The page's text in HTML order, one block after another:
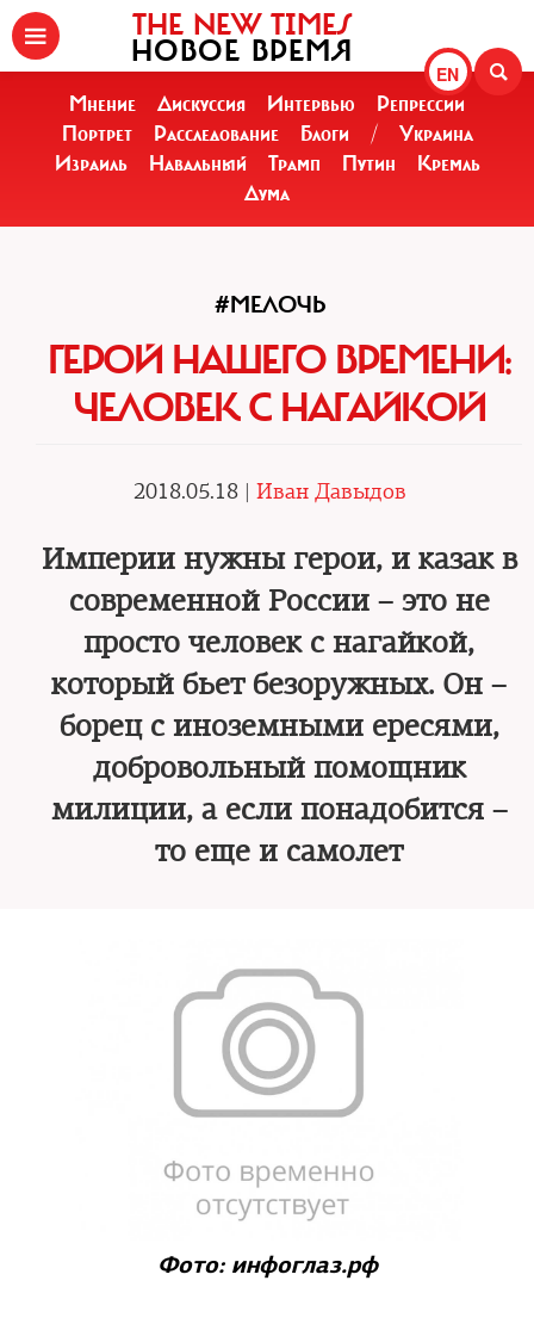
EN
THE NEW TIMES
НОВОЕ ВРЕМЯ
Мнение Дискуссия Интервью
Репрессии
Портрет
Расследование Блоги /
Украина
Израиль
Навальный Трамп Путин
Кремль
Дума
#МЕЛОЧЬ
ГЕРОЙ НАШЕГО ВРЕМЕНИ:
ЧЕЛОВЕК С НАГАЙКОЙ
2018.05.18 | Иван Давыдов
Империи нужны герои, и казак в
современной России – это не
просто человек с нагайкой,
который бьет безоружных. Он –
борец с иноземными ересями,
добровольный помощник
милиции, а если понадобится –
то еще и самолет
Фото: инфоглаз.рф